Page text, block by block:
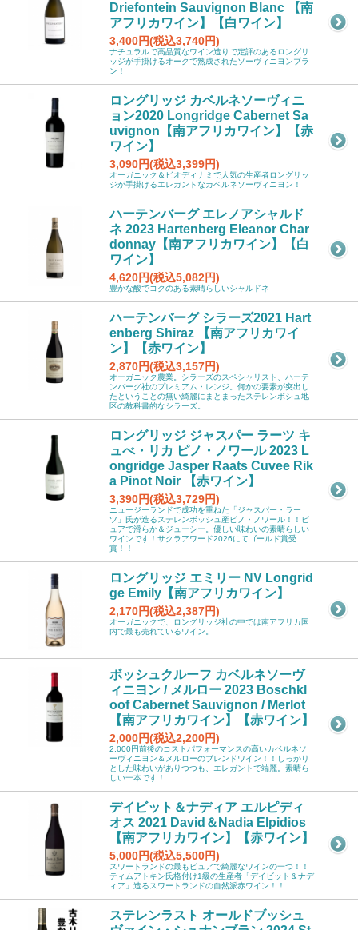
Driefontein Sauvignon Blanc 【南
アフリカワイン】【白ワイン】
3,400円(税込3,740円)
ナチュラルで高品質なワイン造りで定評のあるロングリ
ッジが手掛けるオークで熟成されたソーヴィニヨンブラ
ン！
ロングリッジ カベルネソーヴィニ
ョン2020 Longridge Cabernet Sa
uvignon【南アフリカワイン】【赤
ワイン】
3,090円(税込3,399円)
オーガニック＆ビオディナミで人気の生産者ロングリッ
ジが手掛けるエレガントなカベルネソーヴィニヨン！
ハーテンバーグ エレノアシャルド
ネ 2023 Hartenberg Eleanor Char
donnay【南アフリカワイン】【白
ワイン】
4,620円(税込5,082円)
豊かな酸でコクのある素晴らしいシャルドネ
ハーテンバーグ シラーズ2021 Hart
enberg Shiraz 【南アフリカワイ
ン】【赤ワイン】
2,870円(税込3,157円)
オーガニック農業。シラーズのスペシャリスト、ハーテ
ンバーグ社のプレミアム・レンジ。何かの要素が突出し
たということの無い綺麗にまとまったステレンボシュ地
区の教科書的なシラーズ。
ロングリッジ ジャスパー ラーツ キ
ュべ・リカ ピノ・ノワール 2023 L
ongridge Jasper Raats Cuvee Rik
a Pinot Noir 【赤ワイン】
3,390円(税込3,729円)
ニュージーランドで成功を重ねた「ジャスパー・ラー
ツ」氏が造るステレンボッシュ産ピノ・ノワール！！ピ
ュアで滑らか＆ジューシー。優しい味わいの素晴らしい
ワインです！サクラアワード2026にてゴールド賞受
賞！！
ロングリッジ エミリー NV Longrid
ge Emily【南アフリカワイン】
2,170円(税込2,387円)
オーガニックで、ロングリッジ社の中では南アフリカ国
内で最も売れているワイン。
ボッシュクルーフ カベルネソーヴ
ィニヨン / メルロー 2023 Boschkl
oof Cabernet Sauvignon / Merlot
【南アフリカワイン】【赤ワイン】
2,000円(税込2,200円)
2,000円前後のコストパフォーマンスの高いカベルネソ
ーヴィニヨン＆メルローのブレンドワイン！！しっかり
とした味わいがありつつも、エレガントで端麗。素晴ら
しい一本です！
デイビット＆ナディア エルピディ
オス 2021 David＆Nadia Elpidios
【南アフリカワイン】【赤ワイン】
5,000円(税込5,500円)
スワートランドの最もピュアで綺麗なワインの一つ！！
ティムアトキン氏格付け1級の生産者「デイビット＆ナデ
ィア」造るスワートランドの自然派赤ワイン！！
ステレンラスト オールドブッシュ